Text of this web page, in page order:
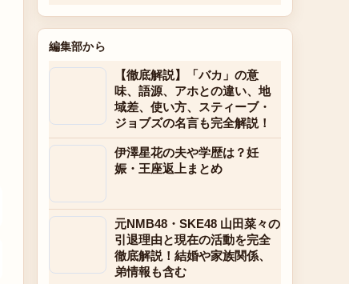
編集部から
【徹底解説】「バカ」の意
味、語源、アホとの違い、地
域差、使い方、スティーブ・
ジョブズの名言も完全解説！
伊澤星花の夫や学歴は？妊
娠・王座返上まとめ
元NMB48・SKE48 山田菜々の
引退理由と現在の活動を完全
徹底解説！結婚や家族関係、
弟情報も含む